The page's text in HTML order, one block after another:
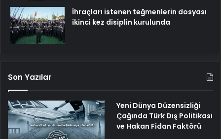
İhraçları istenen teğmenlerin dosyası
ikinci kez disiplin kurulunda
Son Yazılar
Yeni Dünya Düzensizliği
Çağında Türk Dış Politikası
ve Hakan Fidan Faktörü